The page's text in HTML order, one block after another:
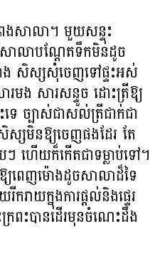
សាលា។ មួយសន្ទុះ
ាលាបណ្តែតទឹកមិនដូច
ង សិស្សសុំចេញទៅផ្ទះអស់
រមង សារសន្ទូច ដោះត្រីឱ្យ
េ ច្បាស់ជាសល់ត្រីជាក់ជា
សមិនឱ្យចេញផងដែរ តែ
ហើយក៏កើតជាទម្លាប់ទៅ។
យពេញម៉ោងដូចសាលាដ៏ទៃ
រាយក្នុងការផ្តល់និងផ្ទេរ
រពះបានដើរមុនចំណេះដឹង